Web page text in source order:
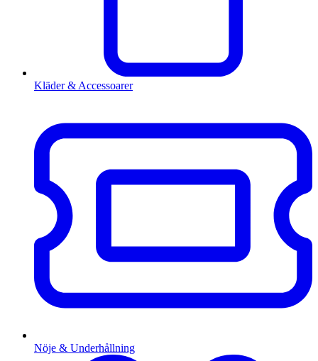
Kläder & Accessoarer
Nöje & Underhållning